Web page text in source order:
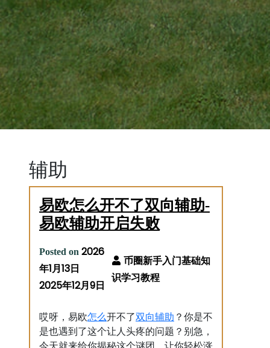
辅助
易欧怎么开不了双向辅助-
易欧辅助开启失败
Posted on 2026
年1月13日
2025年12月9日
哎呀，易欧怎么开不了双向辅助 ？你是不
是也遇到了这个让人头疼的问题？别急，